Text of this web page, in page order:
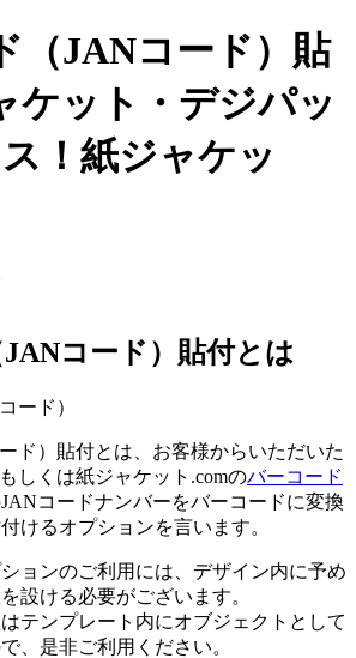
（JANコード）貼
ケット・デジパッ
！紙ジャケッ
コード）貼付とは
ド）貼付とは、お客様からいただいた
しくは紙ジャケット.comのバーコード
コードナンバーをバーコードに変換
けるオプションを言います。
ョンのご利用には、デザイン内に予め
設ける必要がございます。
テンプレート内にオブジェクトとして
、是非ご利用ください。